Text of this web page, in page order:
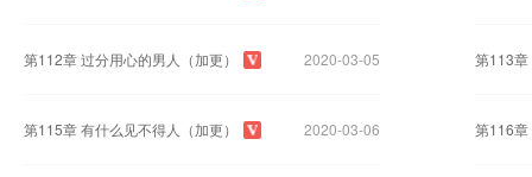
第112章 过分用心的男人（加更） 2020-03-05 第113章
第115章 有什么见不得人（加更） 2020-03-06 第116章